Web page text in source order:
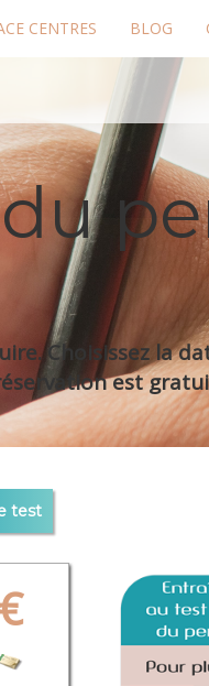
CENTRES BLOG
Choisissez la
est
test